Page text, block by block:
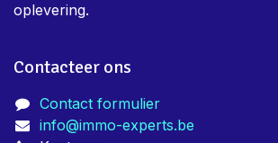
oplevering.
Contacteer ons
Contact formulier
info@immo-experts.be